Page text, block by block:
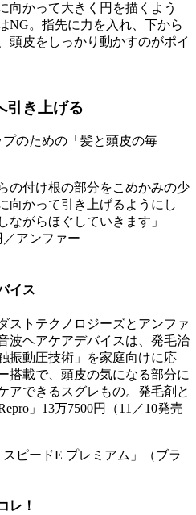
向かって大きく円を描くよう
NG。指先に力を入れ、下から
頭皮をしっかり動かすのがポイ
引き上げる
の付け根の部分をこめかみの少
向かって引き上げるようにし
ながらほぐしていきます」
イス
ストテクノロジーズとアンファ
波ヘアケアデバイスは、発毛治
振動圧技術」を家庭向けに応
搭載で、頭皮の気になる部分に
アできるスグレもの。発毛剤と
」13万7500円（11／10発売
レ！